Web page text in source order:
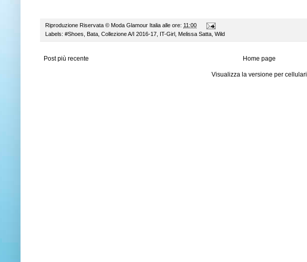
Riproduzione Riservata © Moda Glamour Italia alle ore: 11:00
Labels: #Shoes Bata Collezione A/I 2016-17 IT-Girl Melissa Satta Wild
Post più recente Home page
Visualizza la versione per cellulari